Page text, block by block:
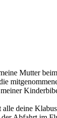
Mutter
deine